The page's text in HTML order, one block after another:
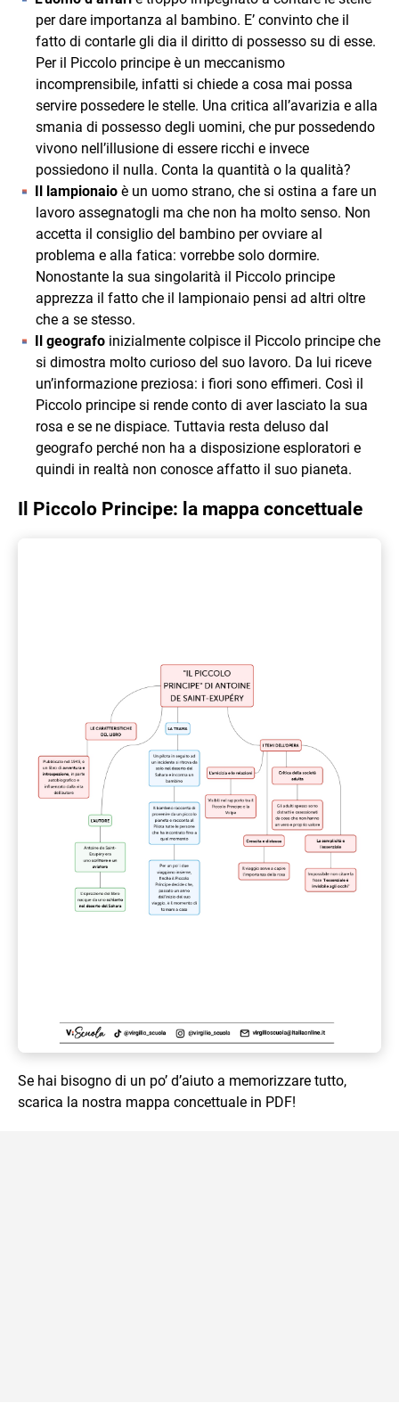
per dare importanza al bambino. E’ convinto che il
fatto di contarle gli dia il diritto di possesso su di esse.
Per il Piccolo principe è un meccanismo
incomprensibile, infatti si chiede a cosa mai possa
servire possedere le stelle. Una critica all’avarizia e alla
smania di possesso degli uomini, che pur possedendo
vivono nell’illusione di essere ricchi e invece
possiedono il nulla. Conta la quantità o la qualità?
Il lampionaio è un uomo strano, che si ostina a fare un
lavoro assegnatogli ma che non ha molto senso. Non
accetta il consiglio del bambino per ovviare al
problema e alla fatica: vorrebbe solo dormire.
Nonostante la sua singolarità il Piccolo principe
apprezza il fatto che il lampionaio pensi ad altri oltre
che a se stesso.
Il geografo inizialmente colpisce il Piccolo principe che
si dimostra molto curioso del suo lavoro. Da lui riceve
un’informazione preziosa: i fiori sono effimeri. Così il
Piccolo principe si rende conto di aver lasciato la sua
rosa e se ne dispiace. Tuttavia resta deluso dal
geografo perché non ha a disposizione esploratori e
quindi in realtà non conosce affatto il suo pianeta.
Il Piccolo Principe: la mappa concettuale
Se hai bisogno di un po’ d’aiuto a memorizzare tutto,
scarica la nostra mappa concettuale in PDF!